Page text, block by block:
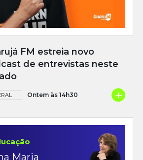
FM estreia novo
de entrevistas neste
Ontem às 14h30 +
Maria